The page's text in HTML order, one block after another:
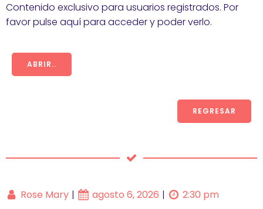
Contenido exclusivo para usuarios registrados. Por
favor pulse aquí para acceder y poder verlo.
ABRIR..
REGRESAR
Rose Mary | agosto 6, 2026 | 2:30 pm